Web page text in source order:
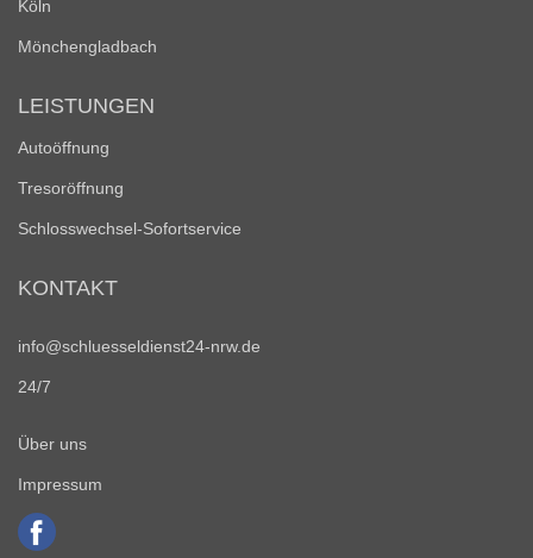
Köln
Mönchengladbach
LEISTUNGEN
Autoöffnung
Tresoröffnung
Schlosswechsel-Sofortservice
KONTAKT
info@schluesseldienst24-nrw.de
24/7
Über uns
Impressum